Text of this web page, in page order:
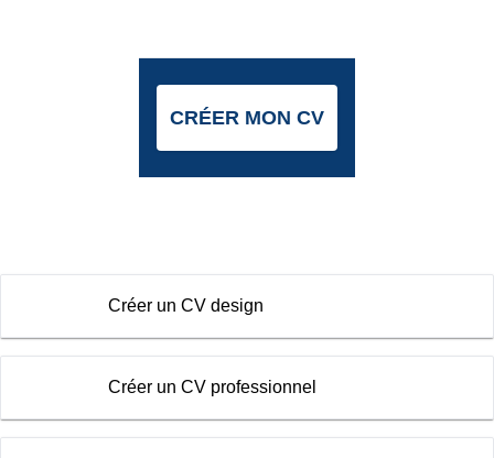
CRÉER MON CV
Créer un CV design
Créer un CV professionnel